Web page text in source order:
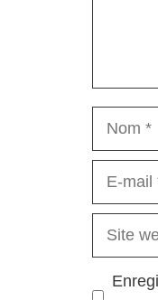
Nom
mail
Site
web